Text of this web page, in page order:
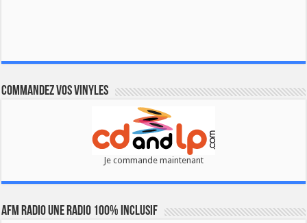
Commandez vos vinyles
Je commande maintenant
AFM RADIO UNE RADIO 100% INCLUSIF